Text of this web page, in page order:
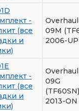
-
(все
и
09M
2006-UP
-
(все
и
09G
(TF60SN)
2013-ON